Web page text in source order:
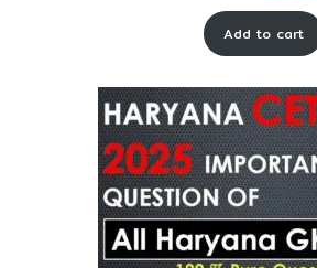
price
was:
00.
Add to cart